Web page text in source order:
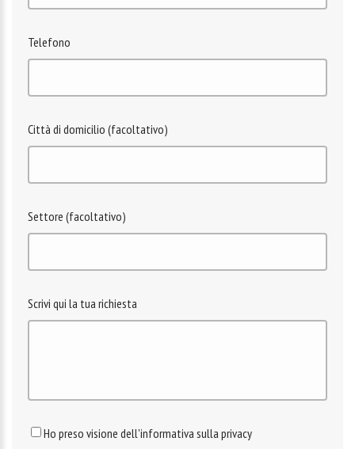
Telefono
Città di domicilio (facoltativo)
Settore (facoltativo)
Scrivi qui la tua richiesta
Ho preso visione dell'informativa sulla privacy